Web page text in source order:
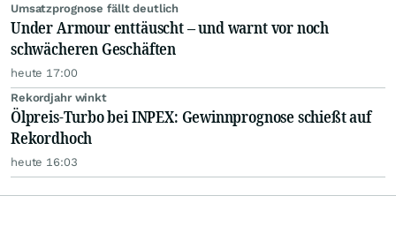
Umsatzprognose fällt deutlich
Under Armour enttäuscht – und warnt vor noch
schwächeren Geschäften
heute 17:00
Rekordjahr winkt
Ölpreis-Turbo bei INPEX: Gewinnprognose schießt auf
Rekordhoch
heute 16:03